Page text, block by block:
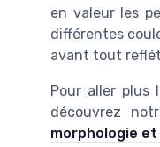
en valeur les
différentes
avant tout
Pour aller plus
découvrez
morphologie